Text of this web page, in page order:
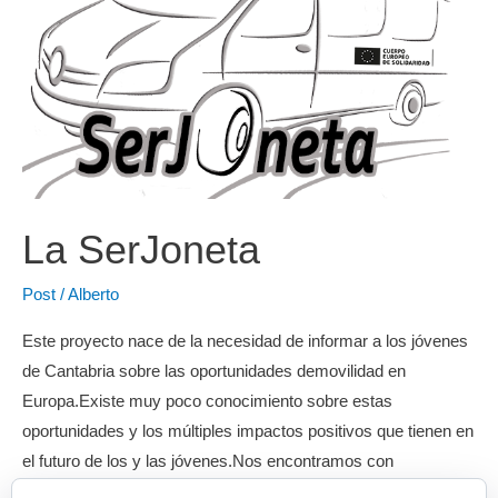
La SerJoneta
Post /Alberto
Este proyecto nace de la necesidad de informar a los jóvenes
de Cantabria sobre las oportunidades demovilidad en
Europa.Existe muy poco conocimiento sobre estas
oportunidades y los múltiples impactos positivos que tienen en
el futuro de los y las jóvenes.Nos encontramos con